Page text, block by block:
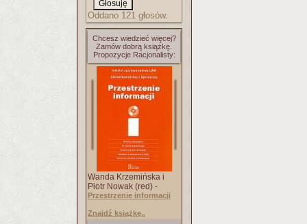
Oddano 121 głosów.
Chcesz wiedzieć więcej?
Zamów dobrą książkę.
Propozycje Racjonalisty:
Wanda Krzemińska i
Piotr Nowak (red) -
Przestrzenie informacji
Znajdź książkę..